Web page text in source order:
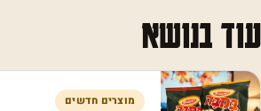
עוד בנושא
מוצרים חדשים